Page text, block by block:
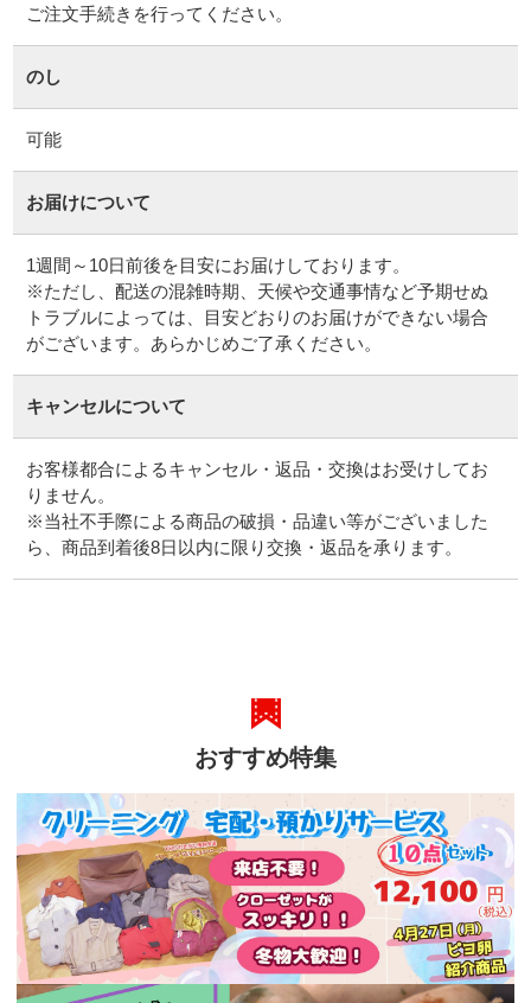
ご注文手続きを行ってください。
のし
可能
お届けについて
1週間～10日前後を目安にお届けしております。
※ただし、配送の混雑時期、天候や交通事情など予期せぬ
トラブルによっては、目安どおりのお届けができない場合
がございます。あらかじめご了承ください。
キャンセルについて
お客様都合によるキャンセル・返品・交換はお受けしてお
りません。
※当社不手際による商品の破損・品違い等がございました
ら、商品到着後8日以内に限り交換・返品を承ります。
おすすめ特集